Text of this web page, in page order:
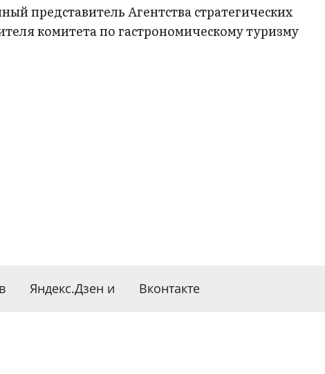
представитель Агентства стратегических
комитета по гастрономическому туризму
Яндекс.Дзен и Вконтакте